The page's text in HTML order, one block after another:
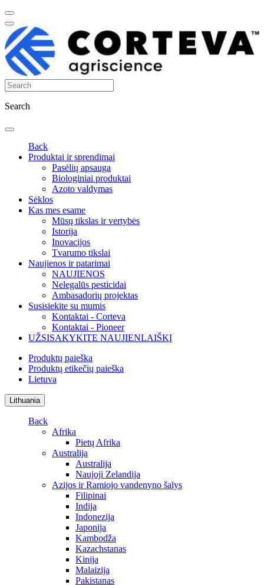
Search
Back
Produktai ir sprendimai
Pasėlių apsauga
Biologiniai produktai
Azoto valdymas
Sėklos
Kas mes esame
Mūsų tikslas ir vertybės
Istorija
Inovacijos
Tvarumo tikslai
Naujienos ir patarimai
NAUJIENOS
Nelegalūs pesticidai
Ambasadorių projektas
Susisiekite su mumis
Kontaktai - Corteva
Kontaktai - Pioneer
UŽSISAKYKITE NAUJIENLAIŠKĮ
Produktų paieška
Produktų etikečių paieška
Lietuva
Lithuania
Back
Afrika
Pietų Afrika
Australija
Australija
Naujoji Zelandija
Azijos ir Ramiojo vandenyno šalys
Filipinai
Indija
Indonezija
Japonija
Kambodža
Kazachstanas
Kinija
Malaizija
Pakistanas